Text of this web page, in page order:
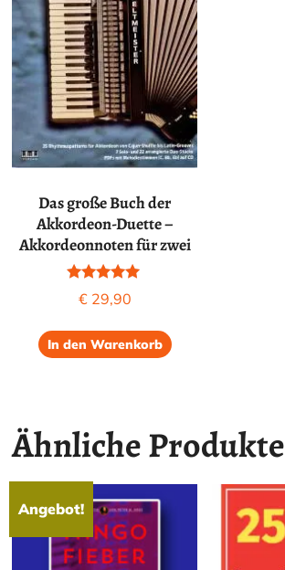
Das große Buch der
Akkordeon-Duette –
Akkordeonnoten für zwei
Bewertet mit
5.00
€29,90
In den Warenkorb
Ähnliche Produkte
Angebot!